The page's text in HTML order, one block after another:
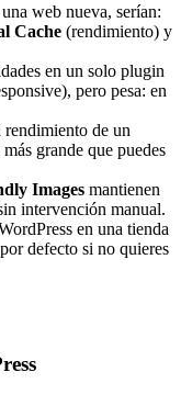
web nueva, serían:
Cache (rendimiento) y
en un solo plugin
pero pesa: en
rendimiento de un
grande que puedes
Images mantienen
intervención manual.
en una tienda
defecto si no quieres